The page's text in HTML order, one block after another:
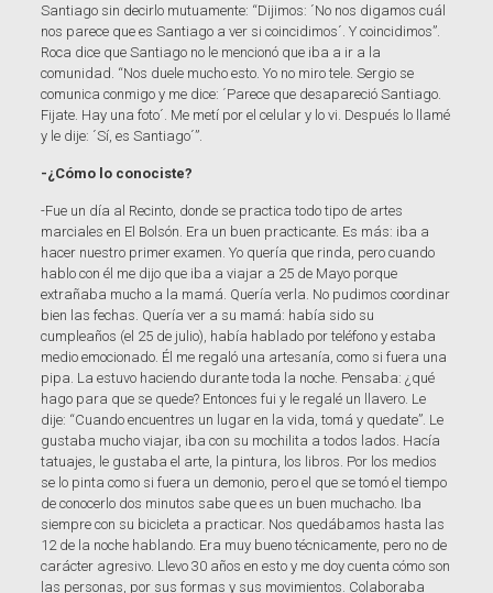
Santiago sin decirlo mutuamente: “Dijimos: ´No nos digamos cuál
nos parece que es Santiago a ver si coincidimos´. Y coincidimos”.
Roca dice que Santiago no le mencionó que iba a ir a la
comunidad. “Nos duele mucho esto. Yo no miro tele. Sergio se
comunica conmigo y me dice: ´Parece que desapareció Santiago.
Fijate. Hay una foto´. Me metí por el celular y lo vi. Después lo llamé
y le dije: ´Sí, es Santiago´”.
-¿Cómo lo conociste?
-Fue un día al Recinto, donde se practica todo tipo de artes
marciales en El Bolsón. Era un buen practicante. Es más: iba a
hacer nuestro primer examen. Yo quería que rinda, pero cuando
hablo con él me dijo que iba a viajar a 25 de Mayo porque
extrañaba mucho a la mamá. Quería verla. No pudimos coordinar
bien las fechas. Quería ver a su mamá: había sido su
cumpleaños (el 25 de julio), había hablado por teléfono y estaba
medio emocionado. Él me regaló una artesanía, como si fuera una
pipa. La estuvo haciendo durante toda la noche. Pensaba: ¿qué
hago para que se quede? Entonces fui y le regalé un llavero. Le
dije: “Cuando encuentres un lugar en la vida, tomá y quedate”. Le
gustaba mucho viajar, iba con su mochilita a todos lados. Hacía
tatuajes, le gustaba el arte, la pintura, los libros. Por los medios
se lo pinta como si fuera un demonio, pero el que se tomó el tiempo
de conocerlo dos minutos sabe que es un buen muchacho. Iba
siempre con su bicicleta a practicar. Nos quedábamos hasta las
12 de la noche hablando. Era muy bueno técnicamente, pero no de
carácter agresivo. Llevo 30 años en esto y me doy cuenta cómo son
las personas, por sus formas y sus movimientos. Colaboraba